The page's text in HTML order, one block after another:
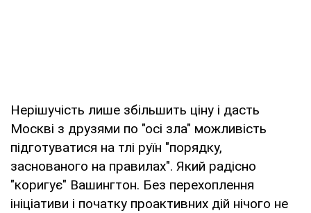
Нерішучість лише збільшить ціну і дасть
Москві з друзями по "осі зла" можливість
підготуватися на тлі руїн "порядку,
заснованого на правилах". Який радісно
"коригує" Вашингтон. Без перехоплення
ініціативи і початку проактивних дій нічого не